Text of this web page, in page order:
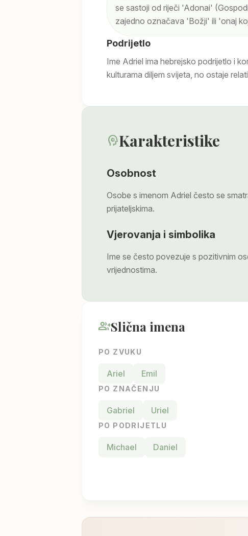
se sastoji od riječi 'Adonai'
zajedno označava 'Božji' ili 'onaj
Podrijetlo
Ime Adriel ima hebrejsko podrijetlo i
kulturama diljem svijeta, no ostaje
psychologyKarakteristike
Osobnost
Osobe s imenom Adriel često se
prijateljskima.
Vjerovanja i simbolika
Ime se često povezuje s pozitivnim
vrijednostima.
group_addSlična imena
PO ZVUKU
Ariel Emil
PO ZNAČENJU
Gabriel Uriel
PO PODRIJETLU
Michael Daniel